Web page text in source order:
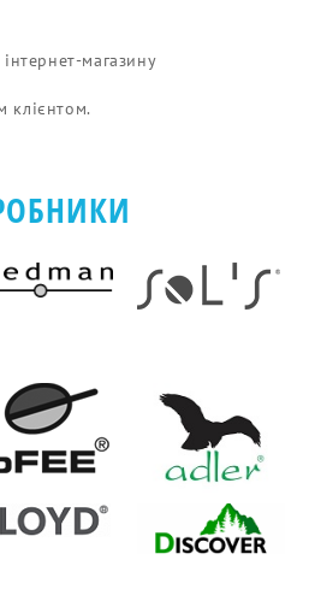
магазину